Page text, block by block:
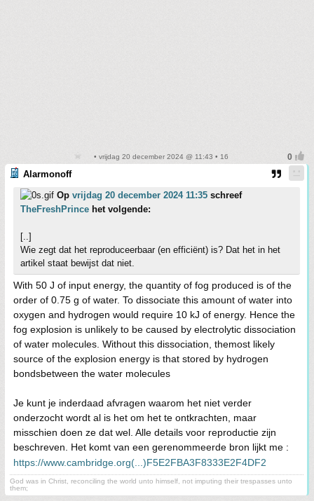
• vrijdag 20 december 2024 @ 11:43 • 16
Alarmonoff
Op vrijdag 20 december 2024 11:35 schreef
TheFreshPrince het volgende:
[..]
Wie zegt dat het reproduceerbaar (en efficiënt) is? Dat het in het
artikel staat bewijst dat niet.
With 50 J of input energy, the quantity of fog produced is of the
order of 0.75 g of water. To dissociate this amount of water into
oxygen and hydrogen would require 10 kJ of energy. Hence the
fog explosion is unlikely to be caused by electrolytic dissociation
of water molecules. Without this dissociation, themost likely
source of the explosion energy is that stored by hydrogen
bondsbetween the water molecules
Je kunt je inderdaad afvragen waarom het niet verder
onderzocht wordt al is het om het te ontkrachten, maar
misschien doen ze dat wel. Alle details voor reproductie zijn
beschreven. Het komt van een gerenommeerde bron lijkt me :
https://www.cambridge.org(...)F5E2FBA3F8333E2F4DF2
God was in Christ, reconciling the world unto himself, not imputing their trespasses unto
them;